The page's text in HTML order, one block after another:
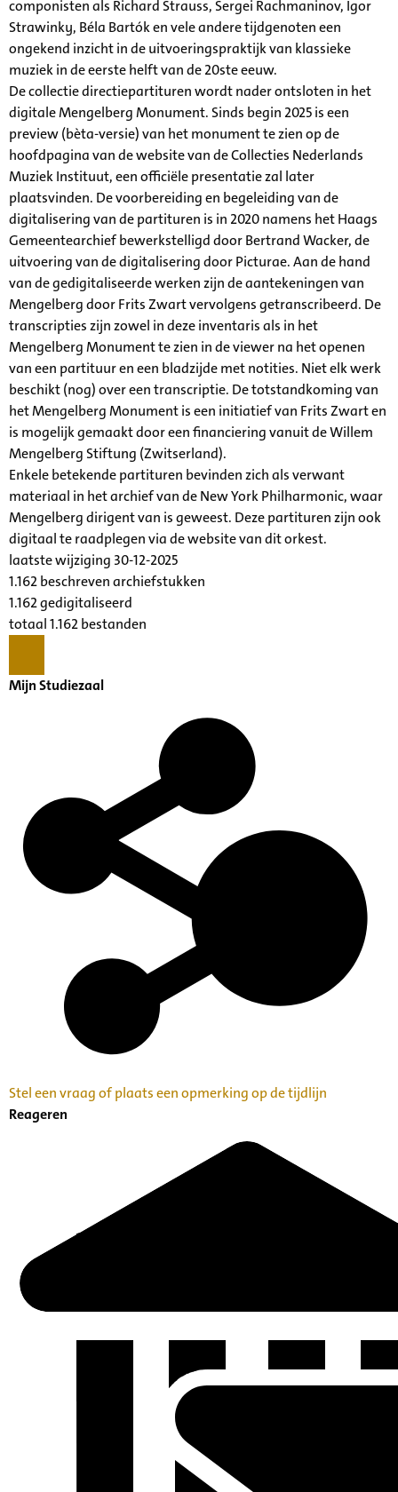
componisten als Richard Strauss, Sergei Rachmaninov, Igor
Strawinky, Béla Bartók en vele andere tijdgenoten een
ongekend inzicht in de uitvoeringspraktijk van klassieke
muziek in de eerste helft van de 20ste eeuw.
De collectie directiepartituren wordt nader ontsloten in het
digitale Mengelberg Monument. Sinds begin 2025 is een
preview (bèta-versie) van het monument te zien op de
hoofdpagina van de website van de Collecties Nederlands
Muziek Instituut, een officiële presentatie zal later
plaatsvinden. De voorbereiding en begeleiding van de
digitalisering van de partituren is in 2020 namens het Haags
Gemeentearchief bewerkstelligd door Bertrand Wacker, de
uitvoering van de digitalisering door Picturae. Aan de hand
van de gedigitaliseerde werken zijn de aantekeningen van
Mengelberg door Frits Zwart vervolgens getranscribeerd. De
transcripties zijn zowel in deze inventaris als in het
Mengelberg Monument te zien in de viewer na het openen
van een partituur en een bladzijde met notities. Niet elk werk
beschikt (nog) over een transcriptie. De totstandkoming van
het Mengelberg Monument is een initiatief van Frits Zwart en
is mogelijk gemaakt door een financiering vanuit de Willem
Mengelberg Stiftung (Zwitserland).
Enkele betekende partituren bevinden zich als verwant
materiaal in het archief van de New York Philharmonic, waar
Mengelberg dirigent van is geweest. Deze partituren zijn ook
digitaal te raadplegen via de website van dit orkest.
laatste wijziging 30-12-2025
1.162 beschreven archiefstukken
1.162 gedigitaliseerd
totaal 1.162 bestanden
Mijn Studiezaal
Stel een vraag of plaats een opmerking op de tijdlijn
Reageren